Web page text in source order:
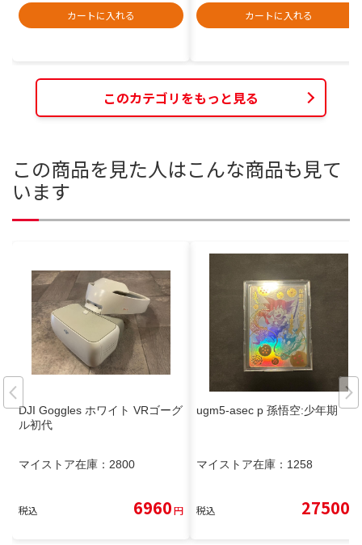
カートに入れる
カートに入れる
このカテゴリをもっと見る
この商品を見た人はこんな商品も見て
います
DJI Goggles ホワイト VRゴーグ
ル初代
マイストア在庫： 2800
税込 6960円
ugm5-asec p 孫悟空:少年期
マイストア在庫： 1258
税込 27500